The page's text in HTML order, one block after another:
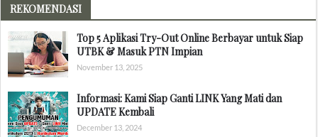
REKOMENDASI
Top 5 Aplikasi Try-Out Online Berbayar untuk Siap
UTBK & Masuk PTN Impian
November 13, 2025
Informasi: Kami Siap Ganti LINK Yang Mati dan
UPDATE Kembali
December 13, 2024